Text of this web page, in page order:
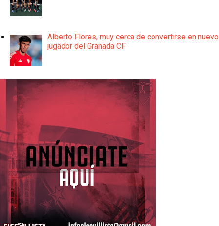
Alberto Flores, muy cerca de convertirse en nuevo
jugador del Granada CF